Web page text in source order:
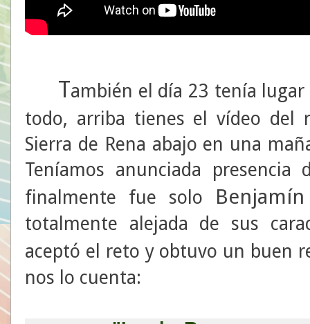
También el día 23 tenía
todo, arriba tienes el vídeo del
Sierra de Rena abajo en una
Teníamos anunciada
finalmente fue solo
Benjamín
totalmente alejada de sus
aceptó el reto y obtuvo un buen
nos lo cuenta: